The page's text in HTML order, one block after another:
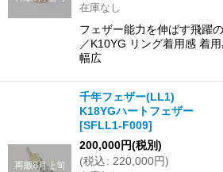
在庫なし
フェザー能力を伸ばす飛躍
／K10YG リング着用感 着
幅広
千年フェザー(LL1)
K18YGハートフェザー
[SFLL1-F009]
200,000円(税別)
(税込: 220,000円)